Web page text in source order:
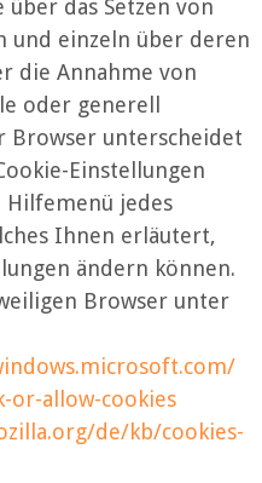
über das Setzen von
und einzeln über deren
die Annahme von
oder generell
Browser unterscheidet
Einstellungen
jedes
Ihnen erläutert,
ändern können.
Browser unter
or-allow-cookies
de/kb/cookies-